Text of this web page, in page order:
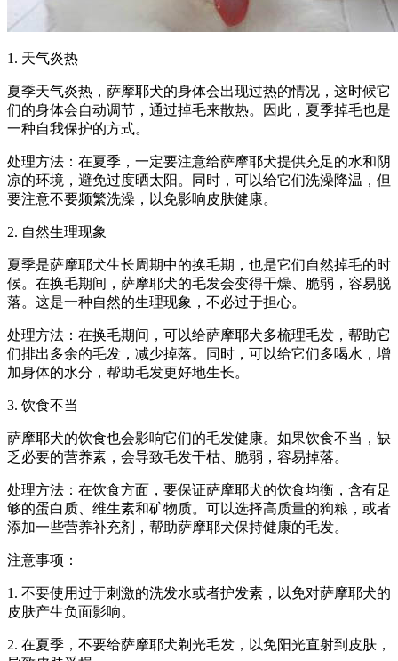
1. 天气炎热
夏季天气炎热，萨摩耶犬的身体会出现过热的情况，这时候它
们的身体会自动调节，通过掉毛来散热。因此，夏季掉毛也是
一种自我保护的方式。
处理方法：在夏季，一定要注意给萨摩耶犬提供充足的水和阴
凉的环境，避免过度晒太阳。同时，可以给它们洗澡降温，但
要注意不要频繁洗澡，以免影响皮肤健康。
2. 自然生理现象
夏季是萨摩耶犬生长周期中的换毛期，也是它们自然掉毛的时
候。在换毛期间，萨摩耶犬的毛发会变得干燥、脆弱，容易脱
落。这是一种自然的生理现象，不必过于担心。
处理方法：在换毛期间，可以给萨摩耶犬多梳理毛发，帮助它
们排出多余的毛发，减少掉落。同时，可以给它们多喝水，增
加身体的水分，帮助毛发更好地生长。
3. 饮食不当
萨摩耶犬的饮食也会影响它们的毛发健康。如果饮食不当，缺
乏必要的营养素，会导致毛发干枯、脆弱，容易掉落。
处理方法：在饮食方面，要保证萨摩耶犬的饮食均衡，含有足
够的蛋白质、维生素和矿物质。可以选择高质量的狗粮，或者
添加一些营养补充剂，帮助萨摩耶犬保持健康的毛发。
注意事项：
1. 不要使用过于刺激的洗发水或者护发素，以免对萨摩耶犬的
皮肤产生负面影响。
2. 在夏季，不要给萨摩耶犬剃光毛发，以免阳光直射到皮肤，